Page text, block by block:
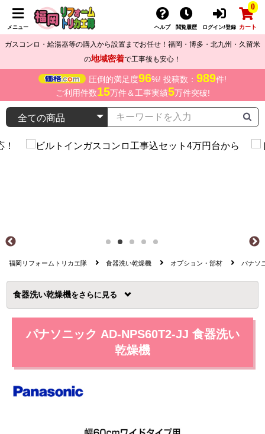
メニュー ヘルプ 閲覧履歴 ログイン/登録
0
カート
ガスコンロ・給湯器等の購入から設置までお任せ！福岡・博多・北九州・久留米
の地域密着で工事後も安心！
圧倒的満足度96%! 投稿数： 989件!
ご利用件数15万件＆工事実績5万件突破!
福岡リフォームトリカエ隊 食器洗い乾燥機 オプション・部材 パナソ
食器洗い乾燥機を
パナソニック AD-NPS60T2-JJ 食器洗い
乾燥機